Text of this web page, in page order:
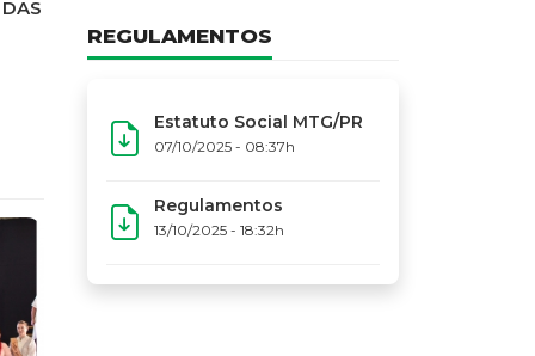
REGULAMENTOS
Estatuto Social MTG/PR
07/10/2025 - 08:37h
Regulamentos
13/10/2025 - 18:32h